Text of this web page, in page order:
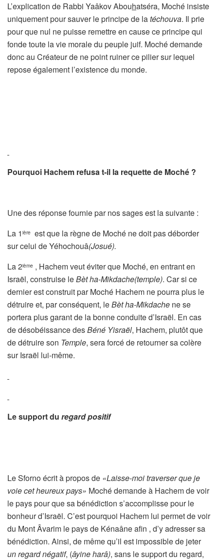
L’explication de Rabbi Yaâkov Abouhatséra, Moché insiste
uniquement pour sauver le principe de latéchouva. Il prie
pour que nul ne puisse remettre en cause ce principe qui
fonde toute la vie morale du peuple juif. Moché demande
donc au Créateur de ne point ruiner ce pilier sur lequel
repose également l’existence du monde.
Pourquoi Hachem refusa t-il la requette de Moché ?
Une des réponse fournie par nos sages est la suivante :
La 1 ière
est que la règne de Moché ne doit pas déborder
sur celui de Yéhochouâ(Josué).
La 2ième , Hachem veut éviter que Moché, en entrant en
Israël, construise leBèt ha-Mikdache(temple). Car si ce
dernier est construit par Moché Hachem ne pourra plus le
détruire et, par conséquent, leBèt ha-Mikdache ne se
portera plus garant de la bonne conduite d’Israël. En cas
de désobéissance desBéné Yisraël, Hachem, plutôt que
de détruire son Temple, sera forcé de retourner sa colère
sur Israël lui-même.
Le support du regard positif
Le Sforno écrit à propos de «Laisse-moi traverser que je
voie cet heureux pays» Moché demande à Hachem de voir
le pays pour que sa bénédiction s’accomplisse pour le
bonheur d’Israël. C’est pourquoi Hachem lui permet de voir
du Mont Âvarim le pays de Kénaâne afin , d’y adresser sa
bénédiction. Ainsi, de même qu’il est impossible de jeter
un regard négatif, (âyine harâ), sans le support du regard,